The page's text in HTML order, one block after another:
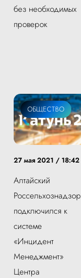
без необходимых
проверок
ОБЩЕСТВО
27 мая 2021 / 18:42
Алтайский
Россельхознадзор
подключился к
системе
«Инцидент
Менеджмент»
Центра